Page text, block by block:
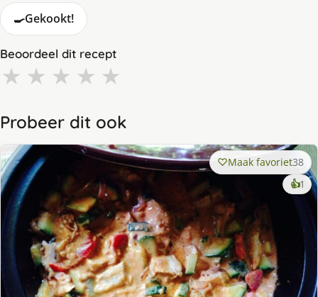
🍳Gekookt!
Beoordeel dit recept
★ ★ ★ ★ ★
Probeer dit ook
Maak favoriet38
👍1